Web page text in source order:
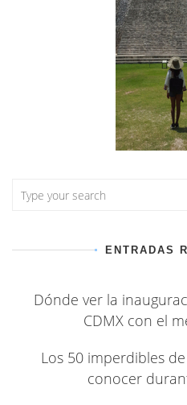
ENTRADAS
Dónde ver la
CDMX con el
Los 50 imperdibles
conocer